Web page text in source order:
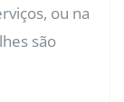
ou na
são